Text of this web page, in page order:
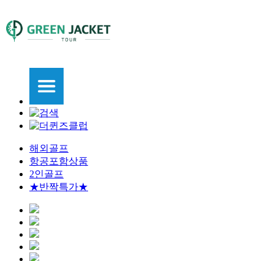
해외골프
항공포함상품
2인골프
★반짝특가★